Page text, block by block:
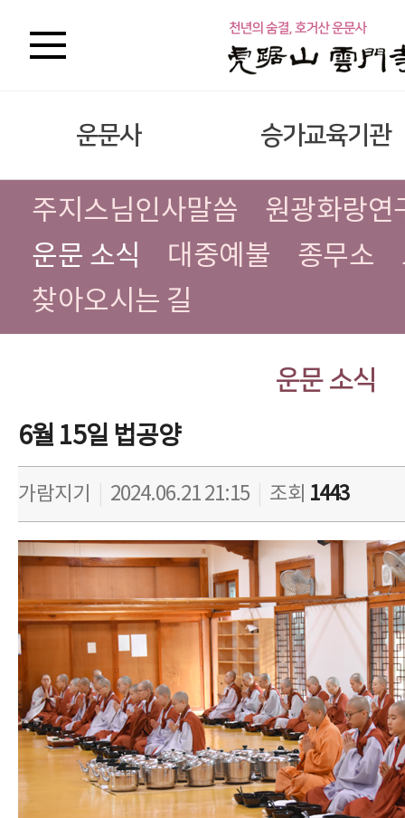
운문사 승가교육기관
주지스님인사말씀
원광화랑연
운문 소식
대중예불 종무소
찾아오시는 길
운문 소식
6월 15일 법공양
가람지기 2024.06.21 21:15 조회 1443